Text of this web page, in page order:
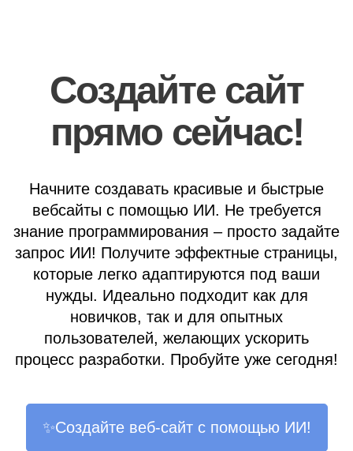
Создайте сайт
прямо сейчас!
Начните создавать красивые и быстрые
вебсайты с помощью ИИ. Не требуется
знание программирования – просто задайте
запрос ИИ! Получите эффектные страницы,
которые легко адаптируются под ваши
нужды. Идеально подходит как для
новичков, так и для опытных
пользователей, желающих ускорить
процесс разработки. Пробуйте уже сегодня!
✨Создайте веб-сайт с помощью ИИ!